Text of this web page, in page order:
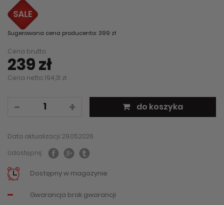
Sugerowana cena producenta: 399 zł
Cena brutto:
239 zł
Cena netto: 194,31 zł
do koszyka
Data aktualizacji: 29.05.2026
Udostępnij:
Dostępny w magazynie
- Gwarancja brak gwarancji